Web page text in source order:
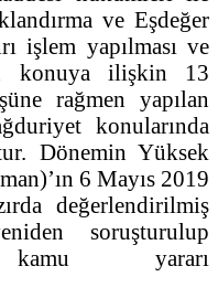
ve Eşdeğer
işlem yapılması ve
konuya ilişkin 13
rağmen yapılan
konularında
Dönemin Yüksek
6 Mayıs 2019
değerlendirilmiş
soruşturulup
kamu yararı